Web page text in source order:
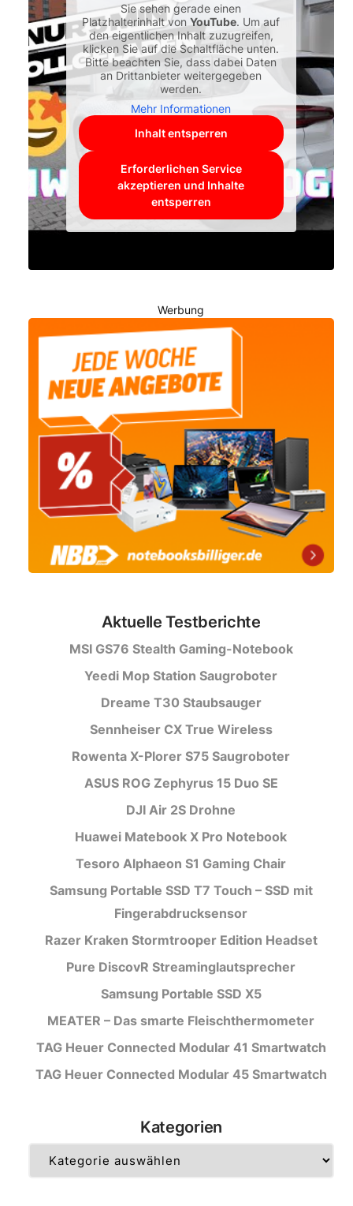
Sie sehen gerade einen
Platzhalterinhalt vonYouTube. Um auf
den eigentlichen Inhalt zuzugreifen,
klicken Sie auf die Schaltfläche unten.
Bitte beachten Sie, dass dabei Daten
an Drittanbieter weitergegeben
werden.
Mehr Informationen
Inhalt entsperren
Erforderlichen Service
akzeptieren und Inhalte
entsperren
Werbung
Aktuelle Testberichte
MSI GS76 Stealth Gaming-Notebook
Yeedi Mop Station Saugroboter
Dreame T30 Staubsauger
Sennheiser CX True Wireless
Rowenta X-Plorer S75 Saugroboter
ASUS ROG Zephyrus 15 Duo SE
DJI Air 2S Drohne
Huawei Matebook X Pro Notebook
Tesoro Alphaeon S1 Gaming Chair
Samsung Portable SSD T7 Touch – SSD mit
Fingerabdrucksensor
Razer Kraken Stormtrooper Edition Headset
Pure DiscovR Streaminglautsprecher
Samsung Portable SSD X5
MEATER – Das smarte Fleischthermometer
TAG Heuer Connected Modular 41 Smartwatch
TAG Heuer Connected Modular 45 Smartwatch
Kategorien